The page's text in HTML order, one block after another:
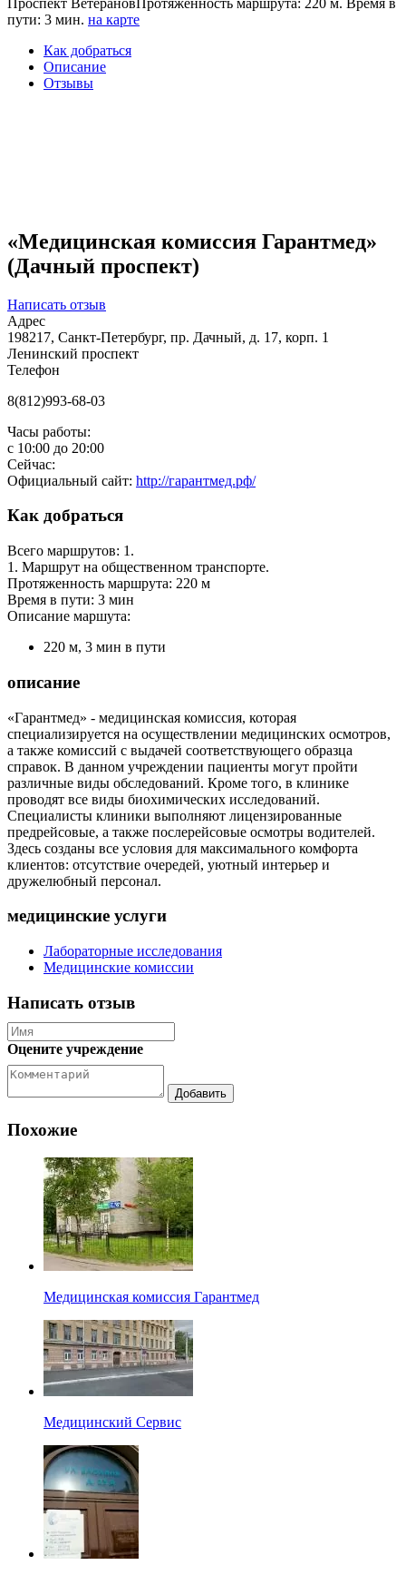
пути: 3 мин. на карте
Как добраться
Описание
Отзывы
«Медицинская комиссия Гарантмед»
(Дачный проспект)
Написать отзыв
Адрес
198217, Санкт-Петербург, пр. Дачный, д. 17, корп. 1
Ленинский проспект
Телефон
8(812)993-68-03
Часы работы:
с 10:00 до 20:00
Сейчас:
Официальный сайт: http://гарантмед.рф/
Как добраться
Всего маршрутов: 1.
1. Маршрут на общественном транспорте.
Протяженность маршрута: 220 м
Время в пути: 3 мин
Описание маршута:
220 м, 3 мин в пути
описание
«Гарантмед» - медицинская комиссия, которая
специализируется на осуществлении медицинских осмотров,
а также комиссий с выдачей соответствующего образца
справок. В данном учреждении пациенты могут пройти
различные виды обследований. Кроме того, в клинике
проводят все виды биохимических исследований.
Специалисты клиники выполняют лицензированные
предрейсовые, а также послерейсовые осмотры водителей.
Здесь созданы все условия для максимального комфорта
клиентов: отсутствие очередей, уютный интерьер и
дружелюбный персонал.
медицинские услуги
Лабораторные исследования
Медицинские комиссии
Написать отзыв
Оцените учреждение
Похожие
Медицинская комиссия Гарантмед
Медицинский Сервис